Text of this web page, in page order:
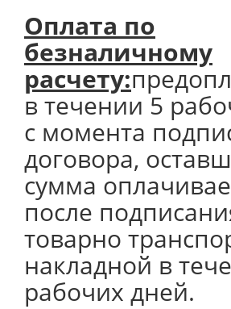
Оплата по
безналичному
расчету:
в течении 5
с момента
договора,
сумма
после
товарно
накладной в
рабочих дней.